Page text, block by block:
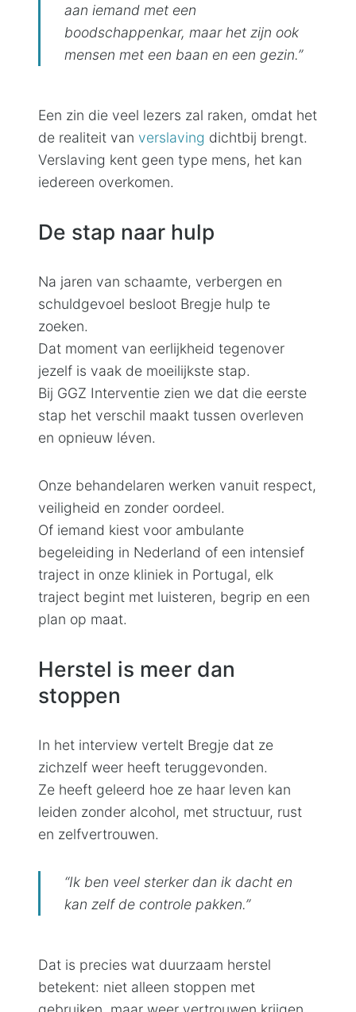
aan iemand met een
boodschappenkar, maar het zijn ook
mensen met een baan en een gezin.”
Een zin die veel lezers zal raken, omdat het
de realiteit van verslaving dichtbij brengt.
Verslaving kent geen type mens, het kan
iedereen overkomen.
De stap naar hulp
Na jaren van schaamte, verbergen en
schuldgevoel besloot Bregje hulp te
zoeken.
Dat moment van eerlijkheid tegenover
jezelf is vaak de moeilijkste stap.
Bij GGZ Interventie zien we dat die eerste
stap het verschil maakt tussen overleven
en opnieuw léven.
Onze behandelaren werken vanuit respect,
veiligheid en zonder oordeel.
Of iemand kiest voor ambulante
begeleiding in Nederland of een intensief
traject in onze kliniek in Portugal, elk
traject begint met luisteren, begrip en een
plan op maat.
Herstel is meer dan
stoppen
In het interview vertelt Bregje dat ze
zichzelf weer heeft teruggevonden.
Ze heeft geleerd hoe ze haar leven kan
leiden zonder alcohol, met structuur, rust
en zelfvertrouwen.
“Ik ben veel sterker dan ik dacht en
kan zelf de controle pakken.”
Dat is precies wat duurzaam herstel
betekent: niet alleen stoppen met